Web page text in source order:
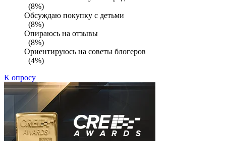
(8%)
Обсуждаю покупку с детьми
(8%)
Опираюсь на отзывы
(8%)
Ориентируюсь на советы блогеров
(4%)
К опросу